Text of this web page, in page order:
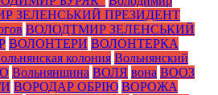
ЗЕЛЕНСЬКИЙ ПРЕЗИДЕНТ
ВОЛОДТМИР ЗЕЛЕНСЬКИЙ
ВОЛОНТЕРИ ВОЛОНТЕРКА
колония Вольнянский
Вольнянщина ВОЛЯ вона ВООЗ
ВОРОДАР ОБРІЮ ВОРОЖА